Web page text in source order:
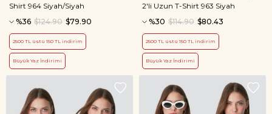
Shirt 964 Siyah/Siyah
%36
$79.90
$124.90
2500 TL üstü 150 TL indirim
Büyük Yaz İndirimi
2'li Uzun T-Shirt 963 Siyah
%30
$80.43
$114.90
2500 TL üstü 150 TL indirim
Büyük Yaz İndirimi